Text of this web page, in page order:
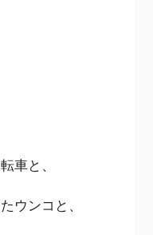
車と、
ウンコと、